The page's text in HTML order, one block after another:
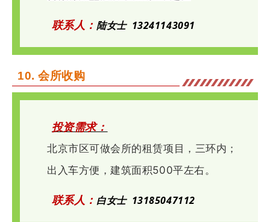
联系人： 陆女士 13241143091
10. 会所收购
投资需求：
北京市区可做会所的租赁项目，三环内；
出入车方便，建筑面积500平左右。
联系人： 白女士 13185047112